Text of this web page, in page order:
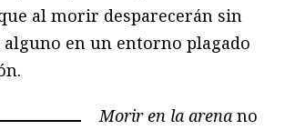
al morir desparecerán sin
en un entorno plagado
Morir en la arena no